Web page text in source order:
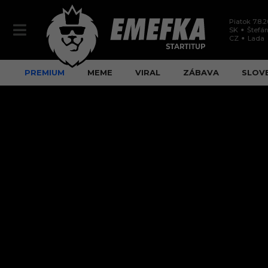
Piatok
SK
CZ
Lada
PREMIUM MEME VIRAL ZÁBAVA